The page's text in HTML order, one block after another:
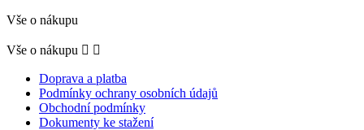
Vše o nákupu
Vše o nákupu  
Doprava a platba
Podmínky ochrany osobních údajů
Obchodní podmínky
Dokumenty ke stažení